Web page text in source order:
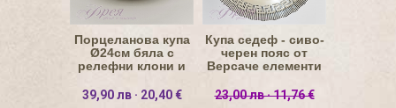
Порцеланова купа
Ø24см бяла с
релефни клони и
39,90 лв · 20,40 €
Купа седеф - сиво-
черен пояс от
Версаче елементи
23,00 лв · 11,76 €